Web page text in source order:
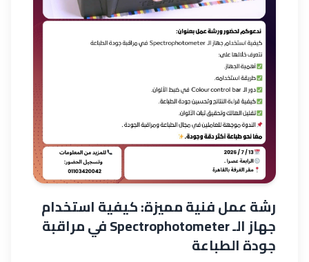
رشة عمل فنية مميزة: كيفية استخدام
جهاز الـ Spectrophotometer في مراقبة
جودة الطباعة